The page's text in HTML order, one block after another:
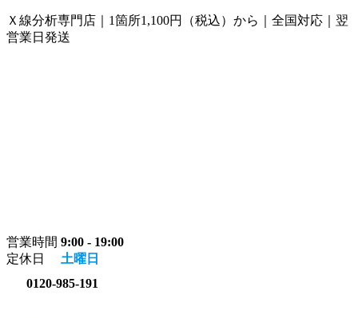
コ
ン
ナ
ビ
Ｘ線分析専門店｜1箇所1,100円（税込）から｜全国対応｜翌
営業日発送
営業時間 9:00 - 19:00
定休日 土曜日
0120-985-191